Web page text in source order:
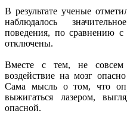
В результате ученые
наблюдалось
поведения, по сравнению с
отключены.
Вместе с тем, не совсем
воздействие на мозг
Сама мысль о том, что
выжигаться лазером,
опасной.